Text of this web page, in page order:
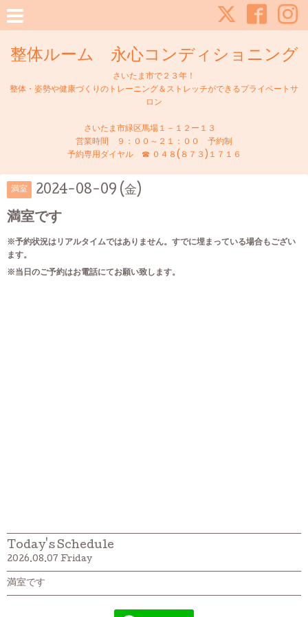
整体ルーム 永心コンディショニング
さいたま市で２３年！
整体・姿勢や健康づくりのトレーニング＆ストレッチができるプライベートサ
ロン
さいたま市緑区馬場１－１２ー１３
営業時間 ９：００～２１：００ 予約制
予約専用ダイヤル ☎ ０４８(８７３)１７１６
満室 2024-08-09 (金)
満室です
※予約状況はリアルタイムではありません。すでに埋まっている場合もござい
ます。
※当日のご予約はお電話にてお願い致します。
Today's Schedule
2026.08.07 Friday
満室です